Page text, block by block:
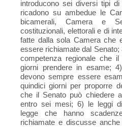
introducono sei diversi tipi
ricadono su ambedue le
bicamerali, Camera e
costituzionali, elettorali e di
fatte dalla sola Camera che
essere richiamate dal
competenza regionale che
giorni prendere in esame;
devono sempre essere
quindici giorni per proporre
che il Senato può chiedere
entro sei mesi; 6) le leggi
legge che hanno
richiamate e discusse